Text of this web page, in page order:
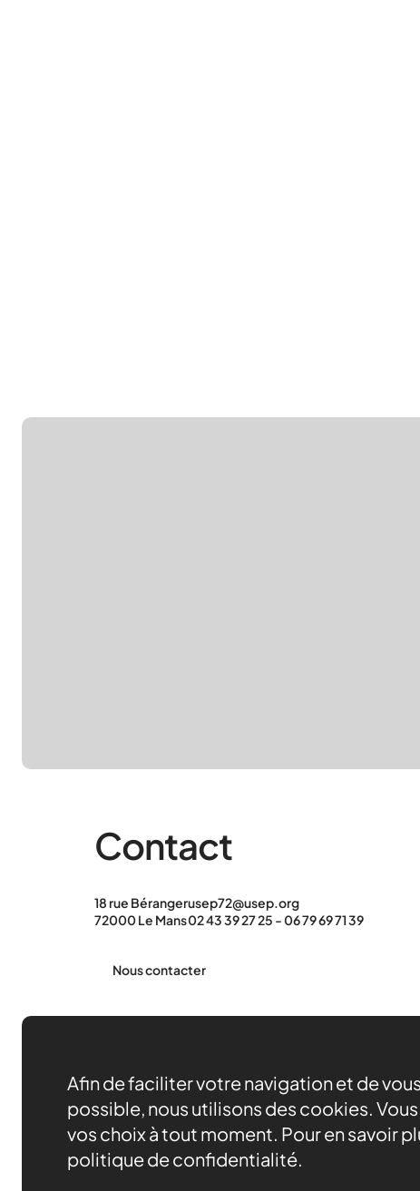
Contact
18 rue Béranger
72000 Le Mans
usep72@usep.org
02 43 39 27 25 - 06 79 69 71 39
Nous contacter
Afin de faciliter votre navigation et de
possible, nous utilisons des cookies.
vos choix à tout moment. Pour en savoir
politique de confidentialité.